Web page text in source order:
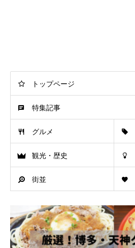
トップページ
特集記事
グルメ
観光・歴史
街並